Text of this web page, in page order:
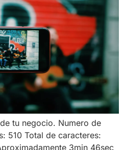
tu negocio. Numero de
510 Total de caracteres:
3min 46sec